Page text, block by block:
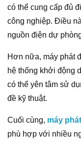
có thể cung cấp đủ
công nghiệp. Điều
nguồn điện dự
Hơn nữa, máy phát
hệ thống khởi động
có thể yên tâm sử
đề kỹ thuật.
Cuối cùng, máy
phù hợp với nhiều